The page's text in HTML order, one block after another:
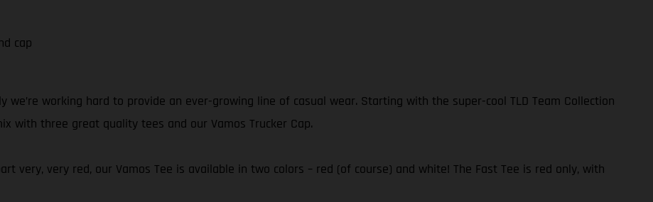
cap
we’re working hard to provide an ever-growing line of casual wear. Starting with the super-cool TLD Team Collection
with three great quality tees and our Vamos Trucker Cap.
very, very red, our Vamos Tee is available in two colors – red (of course) and white! The Fast Tee is red only, with